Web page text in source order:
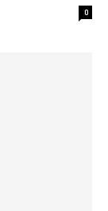
0